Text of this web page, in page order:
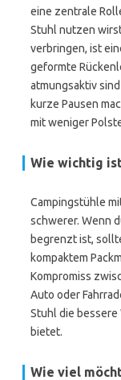
eine zentrale
Stuhl nutzen
verbringen, ist
geformte
atmungsaktiv
kurze Pausen
mit weniger
Wie wichtig
Campingstühle
schwerer. Wenn
begrenzt ist,
kompaktem
Kompromiss
Auto oder
Stuhl die bessere
bietet.
Wie viel